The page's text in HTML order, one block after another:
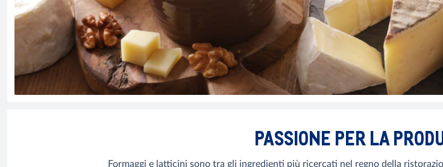
PASSIONE PER LA
Formaggi e latticini sono tra gli ingredienti più ricercati nel regno della